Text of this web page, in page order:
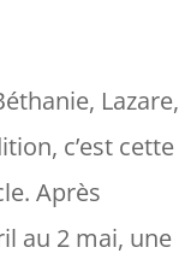
Lazare,
c’est cette
Après
au 2 mai, une